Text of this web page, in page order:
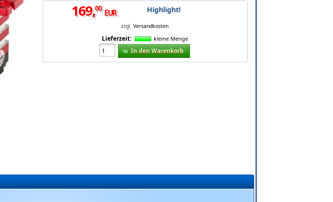
169,00 EUR Highlight!
zzgl. Versandkosten
Lieferzeit: kleine Menge
In den Warenkorb